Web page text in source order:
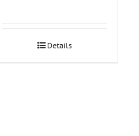
Details